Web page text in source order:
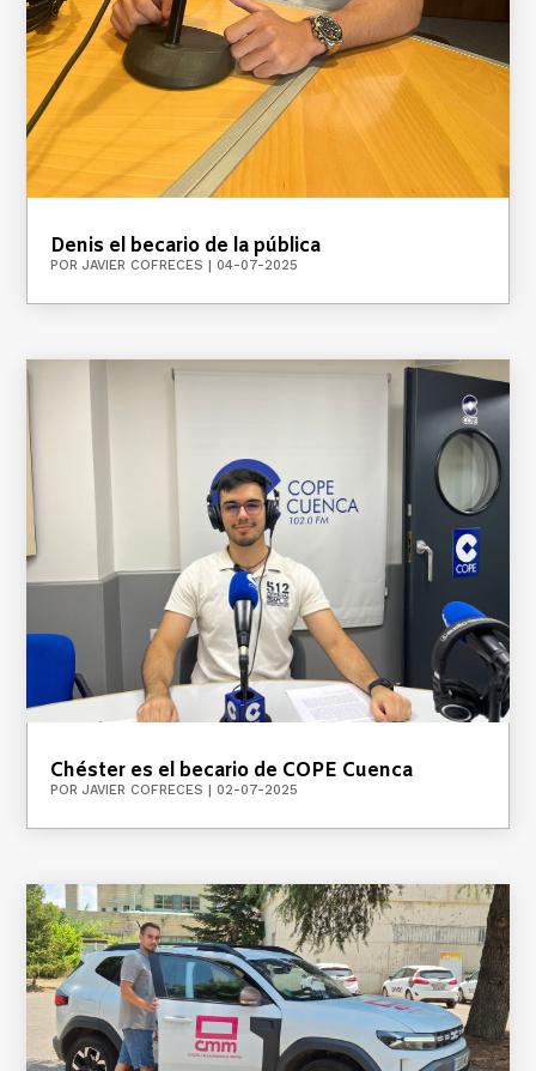
Denis el becario de la pública
PORJAVIER COFRECES | 04-07-2025
Chéster es el becario de COPE Cuenca
PORJAVIER COFRECES | 02-07-2025